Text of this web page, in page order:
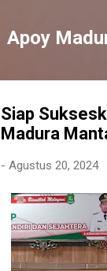
Apoy
Siap
Madura
- Agustus 20, 2024